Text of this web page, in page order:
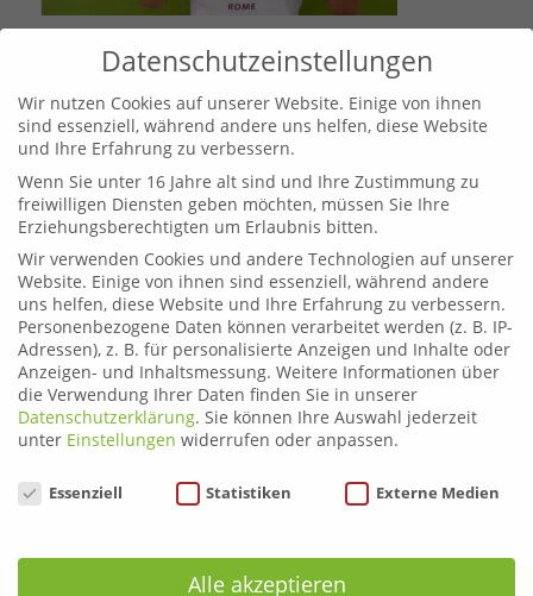
Telefon:03842 44254
Email:fahrschule.leoben@plonner.at
Liezen
Telefon: 03612 21222
Email:fahrschule.liezen@plonner.at
Öffnungszeiten
Liezen: Montag bis Donnerstag: 9.00 – 12.00 und 13.00 –
17.00 Uhr
Leoben: Montag bis Donnerstag: 9.00 – 12.00 und 13.00
Freitag: 9.00 – 12.00 und 13.00 – 16.00 Uhr
Datenschutzeinstellungen
Wir nutzen Cookies auf unserer Website. Einige von ihnen
sind essenziell, während andere uns helfen, diese Website
und Ihre Erfahrung zu verbessern.
Wenn Sie unter 16 Jahre alt sind und Ihre Zustimmung zu
freiwilligen Diensten geben möchten, müssen Sie Ihre
Erziehungsberechtigten um Erlaubnis bitten.
Wir verwenden Cookies und andere Technologien auf unserer
Website. Einige von ihnen sind essenziell, während andere
uns helfen, diese Website und Ihre Erfahrung zu verbessern.
Personenbezogene Daten können verarbeitet werden (z. B. IP-
Adressen), z. B. für personalisierte Anzeigen und Inhalte oder
Anzeigen- und Inhaltsmessung. Weitere Informationen über
die Verwendung Ihrer Daten finden Sie in unserer
Datenschutzerklärung. Sie können Ihre Auswahl jederzeit
unter Einstellungen widerrufen oder anpassen.
Datenschutzeinstellungen
Essenziell Statistiken Externe Medien
Alle akzeptieren